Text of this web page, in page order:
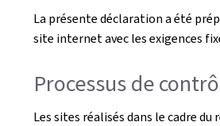
La présente déclaration a été
site internet avec les exigences
Processus de
Les sites réalisés dans le cadre